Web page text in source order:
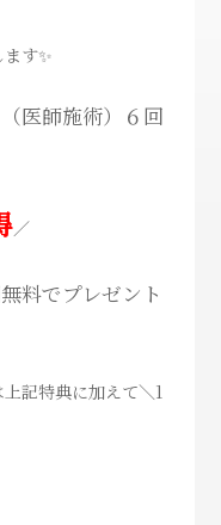
す✨
医師施術）６回
／
料でプレゼント
記特典に加えて＼1